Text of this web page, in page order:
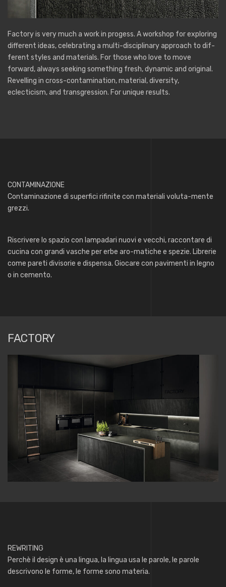
Factory is very much a work in progess. A workshop for exploring
different ideas, celebrating a multi-disciplinary approach to dif-
ferent styles and materials. For those who love to move
forward, always seeking something fresh, dynamic and original.
Revelling in cross-contamination, material, diversity,
eclecticism, and transgression. For unique results.
CONTAMINAZIONE
Contaminazione di superfici rifinite con materiali voluta-mente
grezzi.
Riscrivere lo spazio con lampadari nuovi e vecchi, raccontare di
cucina con grandi vasche per erbe aro-matiche e spezie. Librerie
come pareti divisorie e dispensa. Giocare con pavimenti in legno
o in cemento.
FACTORY
REWRITING
Perchè il design è una lingua, la lingua usa le parole, le parole
descrivono le forme, le forme sono materia.